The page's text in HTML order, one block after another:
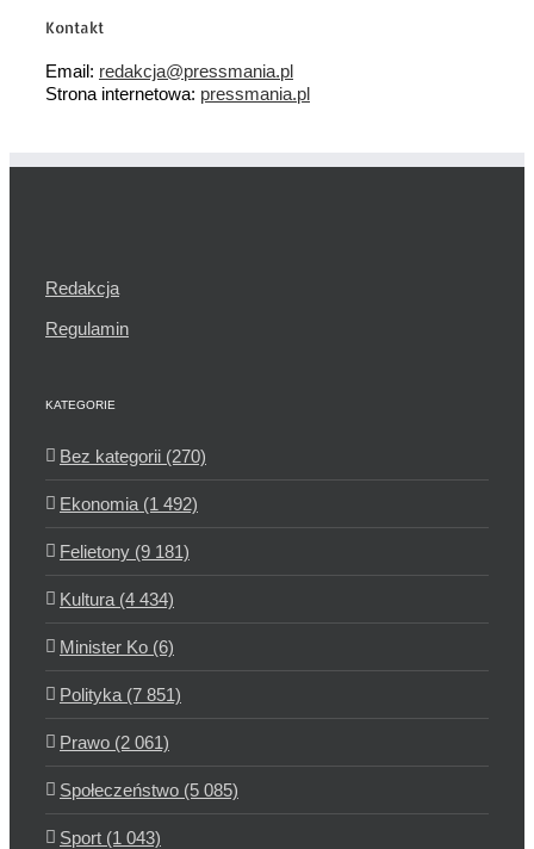
Kontakt
Email: redakcja@pressmania.pl
Strona internetowa: pressmania.pl
Redakcja
Regulamin
KATEGORIE
Bez kategorii (270)
Ekonomia (1 492)
Felietony (9 181)
Kultura (4 434)
Minister Ko (6)
Polityka (7 851)
Prawo (2 061)
Społeczeństwo (5 085)
Sport (1 043)